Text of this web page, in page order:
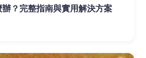
？完整指南與實用解決方案